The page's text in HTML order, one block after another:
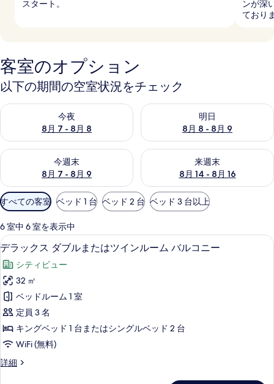
スタート。
ンが深
ており
客室のオプション
以下の期間の空室状況をチェック
今夜
8月 7 - 8月 8
今夜 8月 7 - 8月 8 の空室状況をチェック
明日
8月 8 - 8月 9
明日 8月 8 - 8月 9 の空室状況
今週末
8月 7 - 8月 9
今週末 8月 7 - 8月 9 の空室状況をチェック
来週末
8月 14 - 8月 16
来週末 8月 14 - 8月 16 の空室
利
用
可
能
な
客
室
の
絞
り
込
み
条
すべての客室 ベッド 1 台 ベッド 2 台 ベッド 3 台以上
6 室中 6 室を表示中
デ
ラ
ッ
ク
ス
ダ
ブ
ル
ま
デラックス ダブルまたはツインルー
9
デラックス ダブルまたはツインルーム バルコニー
シティビュー
32 ㎡
ベッドルーム 1 室
定員 3 名
キングベッド 1 台またはシングルベッド 2 台
WiFi (無料)
詳細
デ